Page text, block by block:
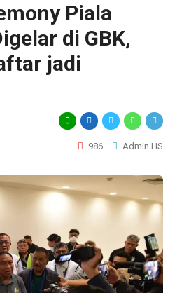
Piala
di GBK,
jadi
986 Admin HS